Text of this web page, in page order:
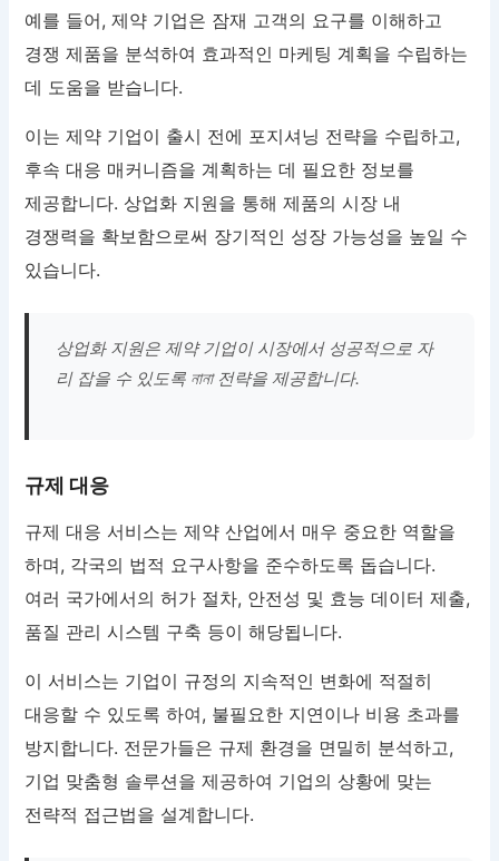
예를 들어, 제약 기업은 잠재 고객의 요구를 이해하고
경쟁 제품을 분석하여 효과적인 마케팅 계획을 수립하는
데 도움을 받습니다.
이는 제약 기업이 출시 전에 포지셔닝 전략을 수립하고,
후속 대응 매커니즘을 계획하는 데 필요한 정보를
제공합니다. 상업화 지원을 통해 제품의 시장 내
경쟁력을 확보함으로써 장기적인 성장 가능성을 높일 수
있습니다.
상업화 지원은 제약 기업이 시장에서 성공적으로 자
리 잡을 수 있도록 নানা 전략을 제공합니다.
규제 대응
규제 대응 서비스는 제약 산업에서 매우 중요한 역할을
하며, 각국의 법적 요구사항을 준수하도록 돕습니다.
여러 국가에서의 허가 절차, 안전성 및 효능 데이터 제출,
품질 관리 시스템 구축 등이 해당됩니다.
이 서비스는 기업이 규정의 지속적인 변화에 적절히
대응할 수 있도록 하여, 불필요한 지연이나 비용 초과를
방지합니다. 전문가들은 규제 환경을 면밀히 분석하고,
기업 맞춤형 솔루션을 제공하여 기업의 상황에 맞는
전략적 접근법을 설계합니다.